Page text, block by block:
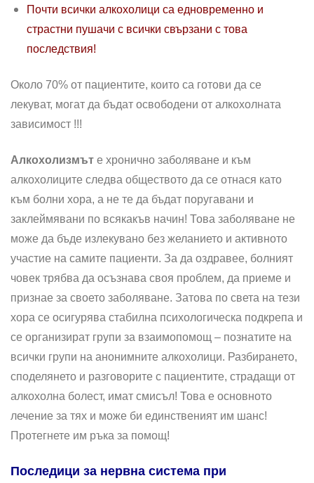
Почти всички алкохолици са едновременно и
страстни пушачи с всички свързани с това
последствия!
Около 70% от пациентите, които са готови да се
лекуват, могат да бъдат освободени от алкохолната
зависимост !!!
Алкохолизмът е хронично заболяване и към
алкохолиците следва обществото да се отнася като
към болни хора, а не те да бъдат поругавани и
заклеймявани по всякакъв начин! Това заболяване не
може да бъде излекувано без желанието и активното
участие на самите пациенти. За да оздравее, болният
човек трябва да осъзнава своя проблем, да приеме и
признае за своето заболяване. Затова по света на тези
хора се осигурява стабилна психологическа подкрепа и
се организират групи за взаимопомощ – познатите на
всички групи на анонимните алкохолици. Разбирането,
споделянето и разговорите с пациентите, страдащи от
алкохолна болест, имат смисъл! Това е основното
лечение за тях и може би единственият им шанс!
Протегнете им ръка за помощ!
Последици за нервна система при